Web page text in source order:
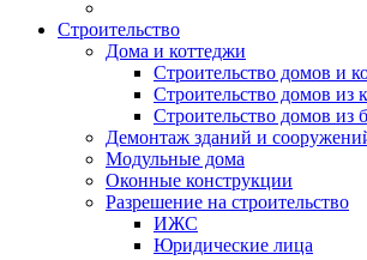
Строительство
Дома и коттеджи
Строительство домов и
Строительство домов из
Строительство домов из
Демонтаж зданий и
Модульные дома
Оконные конструкции
Разрешение на строительство
ИЖС
Юридические лица